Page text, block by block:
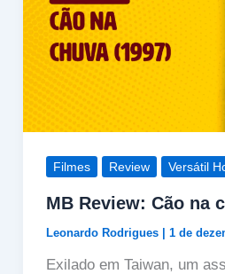
Filmes Review Versátil
MB Review: Cão na
Leonardo Rodrigues 1 de
Exilado em Taiwan, um